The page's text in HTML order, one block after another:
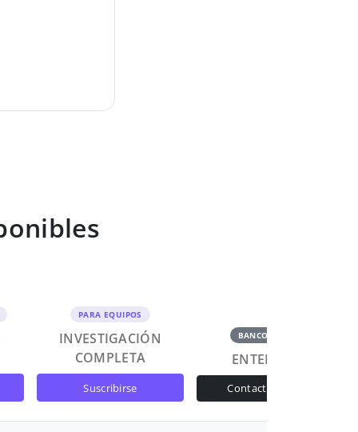
PARA EQUIPOS
INVESTIGACIÓN
COMPLETA
suscribirse
BANCOS Y GOB
ENTERPRISE
contactar ventas